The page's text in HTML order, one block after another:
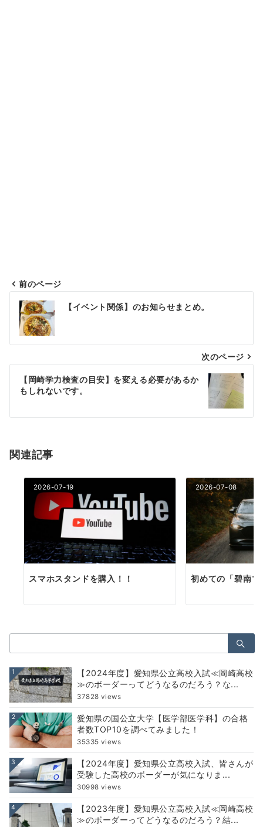
投
稿
ナ
ビ
シ
ン
前のページ
【イベント関係】のお知らせまとめ。
次のページ
【岡崎学力検査の目安】を変える必要があるか
もしれないです。
関連記事
2026-07-19
スマホスタンドを購入！！
2026-07-08
初めての「碧南
索：
1
【2024年度】愛知県公立高校入試≪岡崎高校
≫のボーダーってどうなるのだろう？な...
37828 views
2
愛知県の国公立大学【医学部医学科】の合格
者数TOP10を調べてみました！
35335 views
3
【2024年度】愛知県公立高校入試、皆さんが
受験した高校のボーダーが気になりま...
30998 views
4
【2023年度】愛知県公立高校入試≪岡崎高校
≫のボーダーってどうなるのだろう？結...